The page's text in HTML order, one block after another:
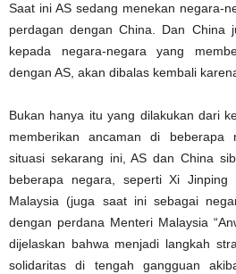
Saat ini AS sedang menekan negara-
perdagan dengan China. Dan China
kepada negara-negara yang
dengan AS, akan dibalas kembali
Bukan hanya itu yang dilakukan dari
memberikan ancaman di beberapa
situasi sekarang ini, AS dan China
beberapa negara, seperti Xi
Malaysia (juga saat ini sebagai
dengan perdana Menteri Malaysia
dijelaskan bahwa menjadi langkah
solidaritas di tengah gangguan